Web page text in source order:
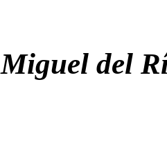
Miguel del